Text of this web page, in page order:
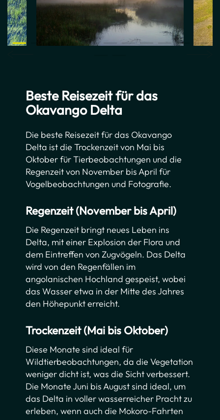
Beste Reisezeit für das
Okavango Delta
Die beste Reisezeit für das Okavango
Delta ist die Trockenzeit von Mai bis
Oktober für Tierbeobachtungen und die
Regenzeit von November bis April für
Vogelbeobachtungen und Fotografie.
Regenzeit (November bis April)
Die Regenzeit bringt neues Leben ins
Delta, mit einer Explosion der Flora und
dem Eintreffen von Zugvögeln. Das Delta
wird von den Regenfällen im
angolanischen Hochland gespeist, wobei
das Wasser etwa in der Mitte des Jahres
den Höhepunkt erreicht.
Trockenzeit (Mai bis Oktober)
Diese Monate sind ideal für
Wildtierbeobachtungen, da die Vegetation
weniger dicht ist, was die Sicht verbessert.
Die Monate Juni bis August sind ideal, um
das Delta in voller wasserreicher Pracht zu
erleben, wenn auch die Mokoro-Fahrten